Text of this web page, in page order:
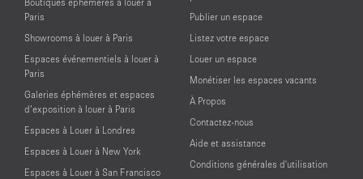
Boutiques éphémères à louer à
Paris
Showrooms à louer à Paris
Espaces événementiels à louer à
Paris
Galeries éphémères et espaces
d’exposition à louer à Paris
Espaces à Louer à Londres
Espaces à Louer à New York
Espaces à Louer à San Francisco
Publier un espace
Listez votre espace
Louer un espace
Monétiser les espaces vacants
À Propos
Contactez-nous
Aide et assistance
Conditions générales d'utilisation